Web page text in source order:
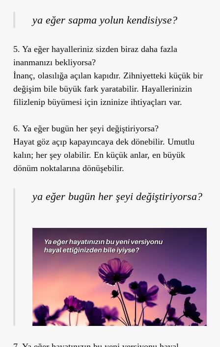
ya eğer sapma yolun kendisiyse?
5. Ya eğer hayalleriniz sizden biraz daha fazla
inanmanızı bekliyorsa?
İnanç, olasılığa açılan kapıdır. Zihniyetteki küçük bir
değişim bile büyük fark yaratabilir. Hayallerinizin
filizlenip büyümesi için izninize ihtiyaçları var.
6. Ya eğer bugün her şeyi değiştiriyorsa?
Hayat göz açıp kapayıncaya dek dönebilir. Umutlu
kalın; her şey olabilir. En küçük anlar, en büyük
dönüm noktalarına dönüşebilir.
ya eğer bugün her şeyi değiştiriyorsa?